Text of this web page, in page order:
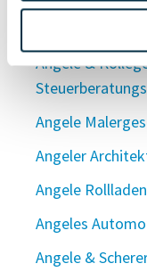
Angele &
Angele
Angeler
Angele
Angeles
Angele &